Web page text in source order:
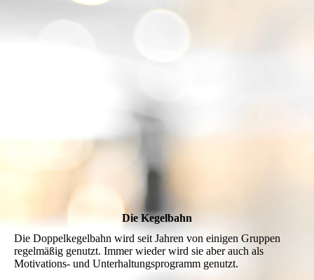
Die Kegelbahn
Die Doppelkegelbahn wird seit Jahren von einigen Gruppen
regelmäßig genutzt. Immer wieder wird sie aber auch als
Motivations- und Unterhaltungsprogramm genutzt.